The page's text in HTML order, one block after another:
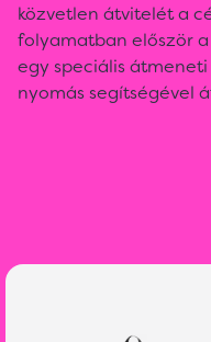
közvetlen átvitelét a
folyamatban először
egy speciális
nyomás segítségével